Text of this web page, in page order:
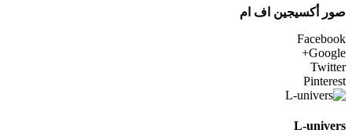
صور أكسيجين اف ام
Facebook
Google+
Twitter
Pinterest
L-univers